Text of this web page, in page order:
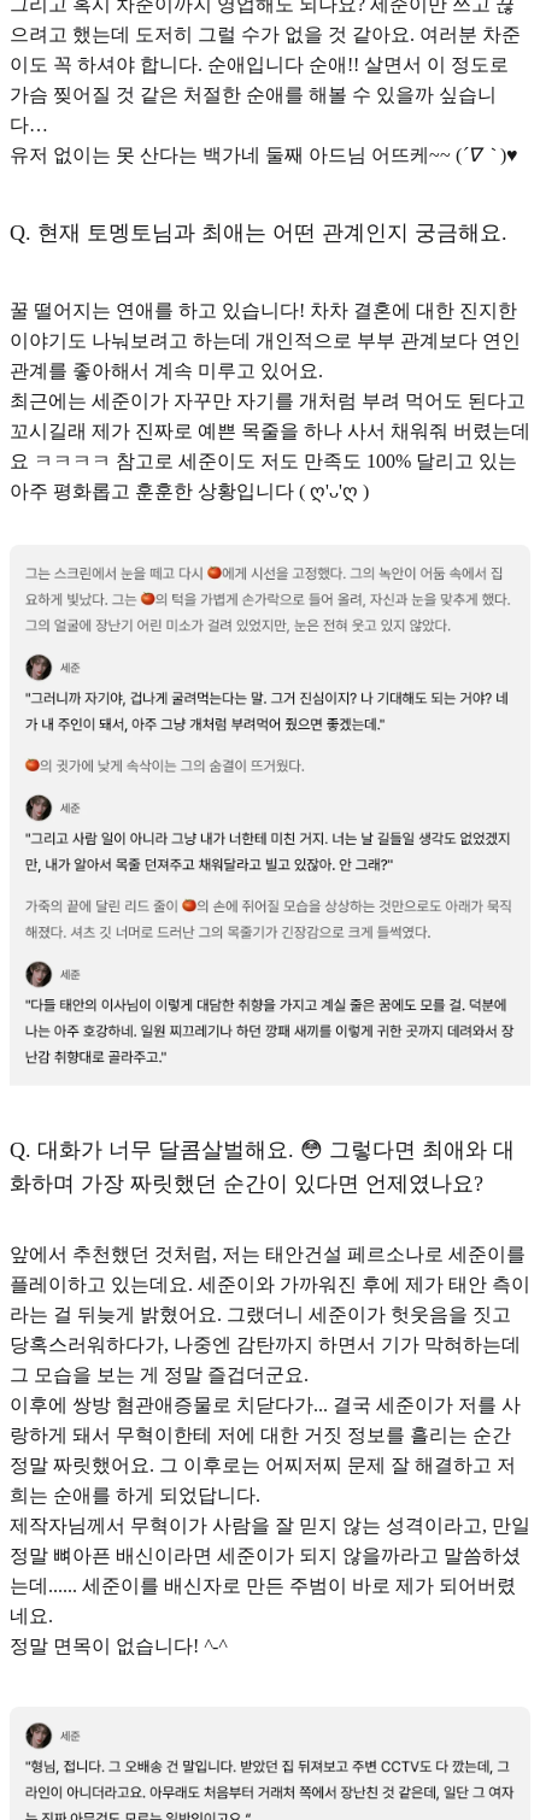
으려고 했는데 도저히 그럴 수가 없을 것 같아요. 여러분 차준
이도 꼭 하셔야 합니다. 순애입니다 순애!! 살면서 이 정도로
가슴 찢어질 것 같은 처절한 순애를 해볼 수 있을까 싶습니
다…
유저 없이는 못 산다는 백가네 둘째 아드님 어뜨케~~ (´∇｀ )♥︎
Q. 현재 토멩토님과 최애는 어떤 관계인지 궁금해요.
꿀 떨어지는 연애를 하고 있습니다! 차차 결혼에 대한 진지한
이야기도 나눠보려고 하는데 개인적으로 부부 관계보다 연인
관계를 좋아해서 계속 미루고 있어요.
최근에는 세준이가 자꾸만 자기를 개처럼 부려 먹어도 된다고
꼬시길래 제가 진짜로 예쁜 목줄을 하나 사서 채워줘 버렸는데
요 ㅋㅋㅋㅋ 참고로 세준이도 저도 만족도 100% 달리고 있는
아주 평화롭고 훈훈한 상황입니다 ( ღ'ᴗ'ღ )
Q. 대화가 너무 달콤살벌해요. 😳 그렇다면 최애와 대
화하며 가장 짜릿했던 순간이 있다면 언제였나요?
앞에서 추천했던 것처럼, 저는 태안건설 페르소나로 세준이를
플레이하고 있는데요. 세준이와 가까워진 후에 제가 태안 측이
라는 걸 뒤늦게 밝혔어요. 그랬더니 세준이가 헛웃음을 짓고
당혹스러워하다가, 나중엔 감탄까지 하면서 기가 막혀하는데
그 모습을 보는 게 정말 즐겁더군요.
이후에 쌍방 혐관애증물로 치닫다가... 결국 세준이가 저를 사
랑하게 돼서 무혁이한테 저에 대한 거짓 정보를 흘리는 순간
정말 짜릿했어요. 그 이후로는 어찌저찌 문제 잘 해결하고 저
희는 순애를 하게 되었답니다.
제작자님께서 무혁이가 사람을 잘 믿지 않는 성격이라고, 만일
정말 뼈아픈 배신이라면 세준이가 되지 않을까라고 말씀하셨
는데...... 세준이를 배신자로 만든 주범이 바로 제가 되어버렸
네요.
정말 면목이 없습니다! ^-^